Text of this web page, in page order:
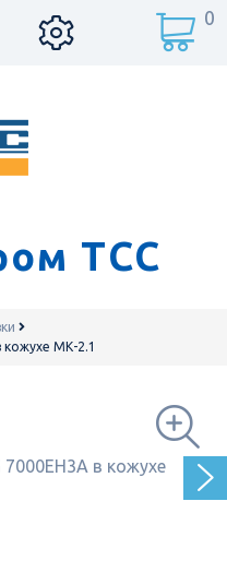
ТСС
0
кожухе МК-2.1